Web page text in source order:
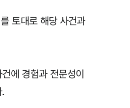
토대로 해당 사건과
에 경험과 전문성이